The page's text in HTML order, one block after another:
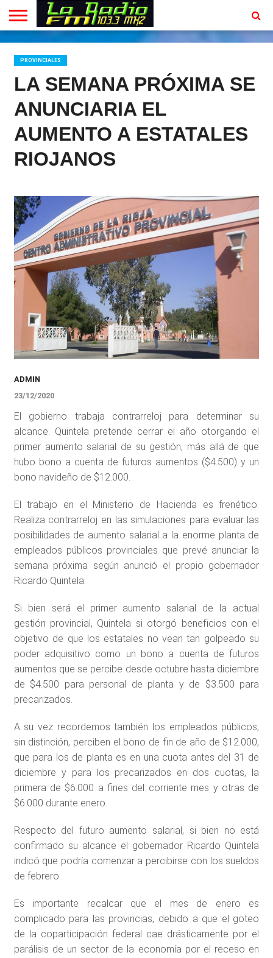
INICIO
EN
VIVO
PROGRAMACION
CONTACTO
PROVINCIALES
LA SEMANA PRÓXIMA SE
ANUNCIARIA EL
AUMENTO A ESTATALES
RIOJANOS
ADMIN
23/12/2020
El gobierno trabaja contrarreloj para determinar su
alcance. Quintela pretende cerrar el año otorgando el
primer aumento salarial de su gestión, más allá de que
hubo bono a cuenta de futuros aumentos ($4.500) y un
bono navideño de $12.000.
El trabajo en el Ministerio de Hacienda es frenético.
Realiza contrarreloj en las simulaciones para evaluar las
posibilidades de aumento salarial a la enorme planta de
empleados públicos provinciales que prevé anunciar la
semana próxima según anunció el propio gobernador
Ricardo Quintela.
Si bien será el primer aumento salarial de la actual
gestión provincial, Quintela si otorgó beneficios con el
objetivo de que los estatales no vean tan golpeado su
poder adquisitivo como un bono a cuenta de futuros
aumentos que se percibe desde octubre hasta diciembre
de $4.500 para personal de planta y de $3.500 para
precarizados.
A su vez recordemos también los empleados públicos,
sin distinción, perciben el bono de fin de año de $12.000,
que para los de planta es en una cuota antes del 31 de
diciembre y para los precarizados en dos cuotas, la
primera de $6.000 a fines del corriente mes y otras de
$6.000 durante enero.
Respecto del futuro aumento salarial, si bien no está
confirmado su alcance el gobernador Ricardo Quintela
indicó que podría comenzar a percibirse con los sueldos
de febrero.
Es importante recalcar que el mes de enero es
complicado para las provincias, debido a que el goteo
de la coparticipación federal cae drásticamente por el
parálisis de un sector de la economía por el receso en